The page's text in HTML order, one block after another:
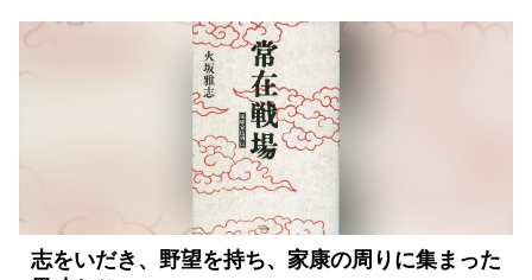
志をいだき、野望を持ち、家康の周りに集まった